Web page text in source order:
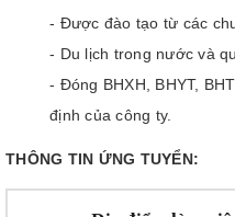
- Được đào tạo từ các
- Du lịch trong nước và
- Đóng BHXH, BHYT,
định của công ty.
THÔNG TIN ỨNG TUYỂN: